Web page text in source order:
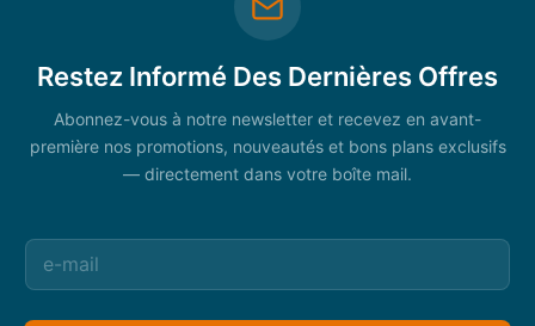
Restez Informé Des Dernières Offres
Abonnez-vous à notre newsletter et recevez en avant-
première nos promotions, nouveautés et bons plans exclusifs
— directement dans votre boîte mail.